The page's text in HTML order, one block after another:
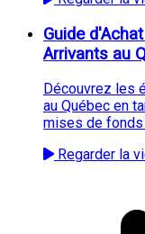
Guide
Arrivants au
Découvrez les
au Québec en
mises de fonds
Regarder la